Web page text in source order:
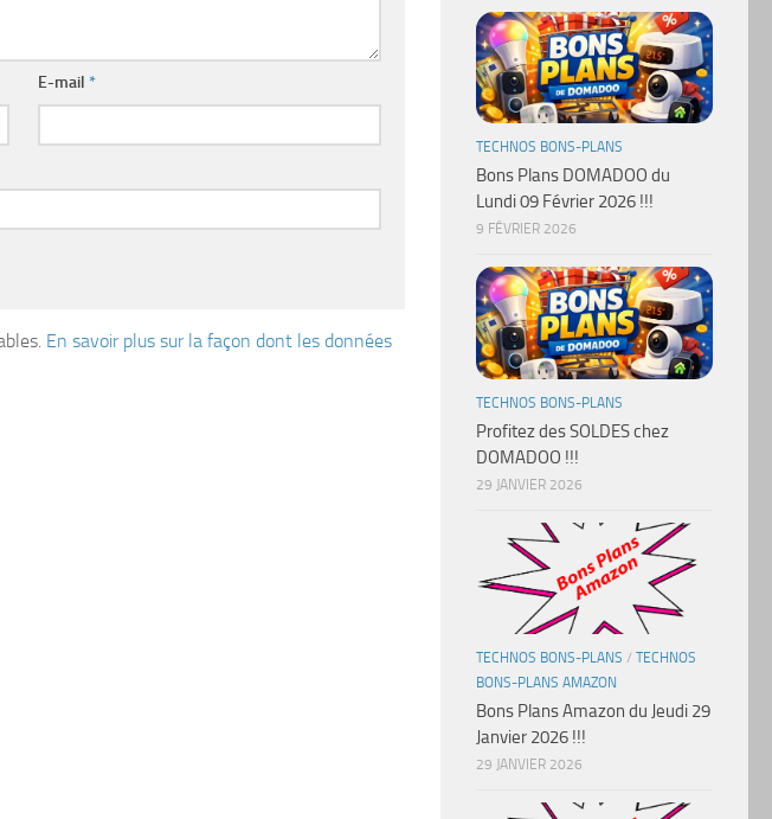
E-mail*
En savoir plus sur la façon dont les données
TECHNOS BONS-PLANS
Bons Plans DOMADOO du
Lundi 09 Février 2026 !!!
9 FÉVRIER 2026
TECHNOS BONS-PLANS
Profitez des SOLDES chez
DOMADOO !!!
29 JANVIER 2026
TECHNOS BONS-PLANS / TECHNOS
BONS-PLANS AMAZON
Bons Plans Amazon du Jeudi 29
Janvier 2026 !!!
29 JANVIER 2026